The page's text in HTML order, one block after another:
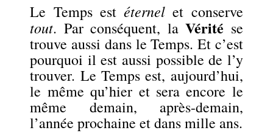
Le Temps estéternel et conserve
tout. Par conséquent, laVérité se
trouve aussi dans le Temps. Et c’est
pourquoi il est aussi possible de l’y
trouver. Le Temps est, aujourd’hui,
le même qu’hier et sera encore le
même demain, après-demain,
l’année prochaine et dans mille ans.